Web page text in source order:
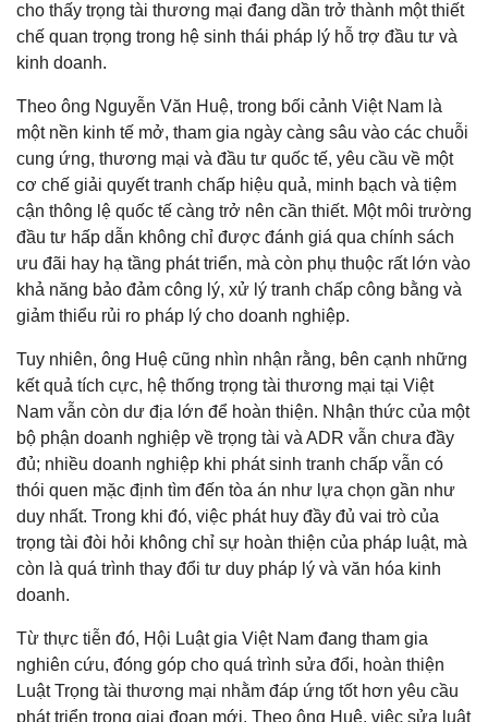
cho thấy trọng tài thương mại đang dần trở thành một thiết
chế quan trọng trong hệ sinh thái pháp lý hỗ trợ đầu tư và
kinh doanh.
Theo ông Nguyễn Văn Huệ, trong bối cảnh Việt Nam là
một nền kinh tế mở, tham gia ngày càng sâu vào các chuỗi
cung ứng, thương mại và đầu tư quốc tế, yêu cầu về một
cơ chế giải quyết tranh chấp hiệu quả, minh bạch và tiệm
cận thông lệ quốc tế càng trở nên cần thiết. Một môi trường
đầu tư hấp dẫn không chỉ được đánh giá qua chính sách
ưu đãi hay hạ tầng phát triển, mà còn phụ thuộc rất lớn vào
khả năng bảo đảm công lý, xử lý tranh chấp công bằng và
giảm thiểu rủi ro pháp lý cho doanh nghiệp.
Tuy nhiên, ông Huệ cũng nhìn nhận rằng, bên cạnh những
kết quả tích cực, hệ thống trọng tài thương mại tại Việt
Nam vẫn còn dư địa lớn để hoàn thiện. Nhận thức của một
bộ phận doanh nghiệp về trọng tài và ADR vẫn chưa đầy
đủ; nhiều doanh nghiệp khi phát sinh tranh chấp vẫn có
thói quen mặc định tìm đến tòa án như lựa chọn gần như
duy nhất. Trong khi đó, việc phát huy đầy đủ vai trò của
trọng tài đòi hỏi không chỉ sự hoàn thiện của pháp luật, mà
còn là quá trình thay đổi tư duy pháp lý và văn hóa kinh
doanh.
Từ thực tiễn đó, Hội Luật gia Việt Nam đang tham gia
nghiên cứu, đóng góp cho quá trình sửa đổi, hoàn thiện
Luật Trọng tài thương mại nhằm đáp ứng tốt hơn yêu cầu
phát triển trong giai đoạn mới. Theo ông Huệ, việc sửa luật